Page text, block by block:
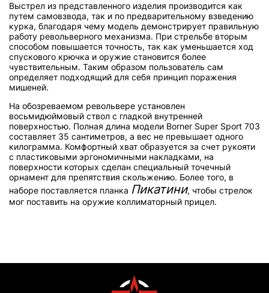
Выстрел из представленного изделия производится как
путем самовзвода, так и по предварительному взведению
курка, благодаря чему модель демонстрирует правильную
работу револьверного механизма. При стрельбе вторым
способом повышается точность, так как уменьшается ход
спускового крючка и оружие становится более
чувствительным. Таким образом пользователь сам
определяет подходящий для себя принцип поражения
мишеней.
На обозреваемом револьвере установлен
восьмидюймовый ствол с гладкой внутренней
поверхностью. Полная длина модели Borner Super Sport 703
составляет 35 сантиметров, а вес не превышает одного
килограмма. Комфортный хват образуется за счет рукояти
с пластиковыми эргономичными накладками, на
поверхности которых сделан специальный точечный
орнамент для препятствия скольжению. Более того, в
наборе поставляется планка Пикатини, чтобы стрелок
мог поставить на оружие коллиматорный прицел.